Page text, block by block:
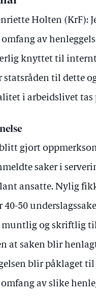
Holten (KrF):
omfang av
knyttet til
statsråden til dette
i arbeidslivet tas
blitt gjort
saker i
ansatte. Nylig
40-50
og skriftlig
at saken blir
blir påklaget
av slike